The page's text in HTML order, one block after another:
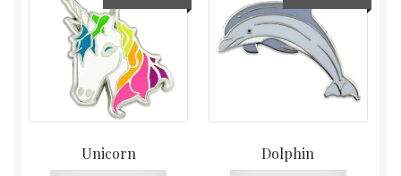
Unicorn Dolphin